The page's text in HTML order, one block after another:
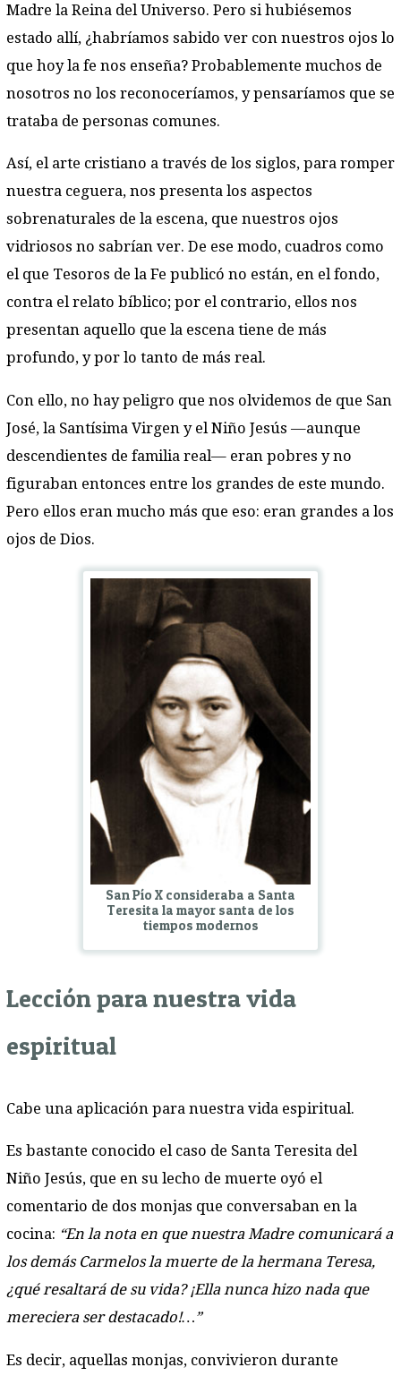
Madre la Reina del Universo. Pero si hubiésemos
estado allí, ¿habríamos sabido ver con nuestros ojos lo
que hoy la fe nos enseña? Probablemente muchos de
nosotros no los reconoceríamos, y pensaríamos que se
trataba de personas comunes.
Así, el arte cristiano a través de los siglos, para romper
nuestra ceguera, nos presenta los aspectos
sobrenaturales de la escena, que nuestros ojos
vidriosos no sabrían ver. De ese modo, cuadros como
el que Tesoros de la Fe publicó no están, en el fondo,
contra el relato bíblico; por el contrario, ellos nos
presentan aquello que la escena tiene de más
profundo, y por lo tanto de más real.
Con ello, no hay peligro que nos olvidemos de que San
José, la Santísima Virgen y el Niño Jesús —aunque
descendientes de familia real— eran pobres y no
figuraban entonces entre los grandes de este mundo.
Pero ellos eran mucho más que eso: eran grandes a los
ojos de Dios.
San Pío X consideraba a Santa
Teresita la mayor santa de los
tiempos modernos
Lección para nuestra vida
espiritual
Cabe una aplicación para nuestra vida espiritual.
Es bastante conocido el caso de Santa Teresita del
Niño Jesús, que en su lecho de muerte oyó el
comentario de dos monjas que conversaban en la
cocina: “En la nota en que nuestra Madre comunicará a
los demás Carmelos la muerte de la hermana Teresa,
¿qué resaltará de su vida? ¡Ella nunca hizo nada que
mereciera ser destacado!…”
Es decir, aquellas monjas, convivieron durante